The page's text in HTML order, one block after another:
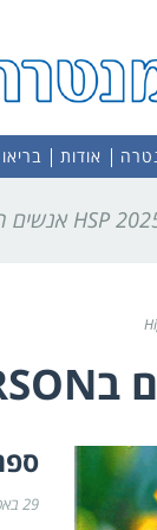
אודות
HSP אנשים רגישים מאוד
ב
29 באפריל 2016